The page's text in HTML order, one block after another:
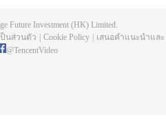
หน่วยชั้นแนวหน้าในบรรดากองกำลังทั้งเก้า
บ [กระทิงดำ] ในที่สุดทั้งสองคนก็เริ่มก้าว
Future Investment (HK) Limited.
นส่วนตัว Cookie Policy
เสนอคำแนะนำและ
@TencentVideo